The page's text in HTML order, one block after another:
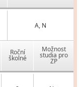
A, N
Roční
školné
Možnost
studia pro
ZP